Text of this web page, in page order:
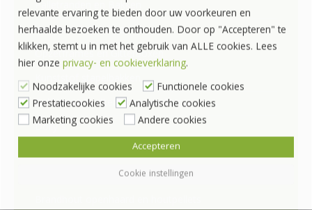
Palletranden en Bakken
Vouwkist Pallet Plaza
Opzetframes en Gitterboxen
Kunststof stapelbakken
Bakken en Kratten voor voeding
Dolly’s
Mobiele krattenkarren, krattenrekken
relevante ervaring te bieden door uw voorkeuren en
herhaalde bezoeken te onthouden. Door op "Accepteren" te
klikken, stemt u in met het gebruik van ALLE cookies. Lees
hier onze privacy- en cookieverklaring.
Noodzakelijke cookies
Functionele cookies
Prestatiecookies
Analytische cookies
Marketing cookies
Andere cookies
Cookie instellingen
Accepteren